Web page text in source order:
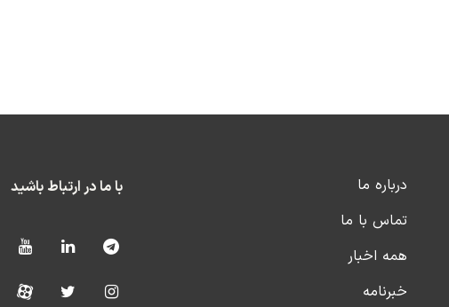
درباره ما
تماس با ما
همه اخبار
خبرنامه
با ما در ارتباط باشید